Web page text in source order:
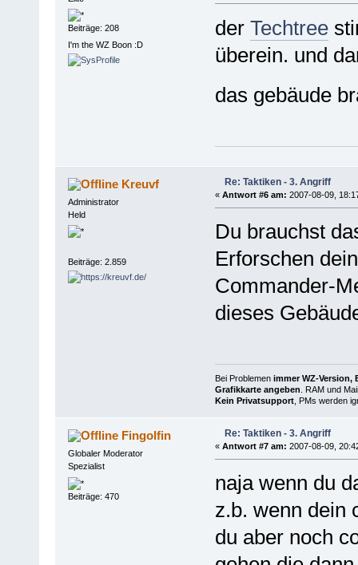
Beiträge: 208
I'm the WZ Boon :D
der Techtree
überein. und
das gebäude
Kreuvf
Administrator
Held
Beiträge: 2.859
Re: Taktiken - 3. Angriff
« Antwort #6 am: 2007-08-09,
Du brauchst
Erforschen
Commander-
dieses
Bei Problemen immer WZ-Version,
Grafikkarte angeben. RAM und
Kein Privatsupport, PMs werden
Fingolfin
Globaler Moderator
Spezialist
Beiträge: 470
Re: Taktiken - 3. Angriff
« Antwort #7 am: 2007-08-09,
naja wenn du
z.b. wenn dein
du aber noch